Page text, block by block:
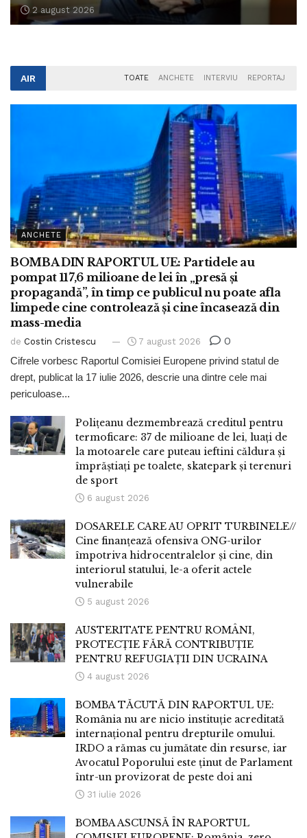
2 august 2026
AIR TOATE ANCHETE INTERVIU REPORTAJ
ANCHETE
BOMBA DIN RAPORTUL UE: Partidele au
pompat 117,6 milioane de lei în „presă și
propagandă”, în timp ce publicul nu poate afla
limpede cine controlează și cine încasează din
mass-media
de Costin Cristescu 7 august 2026 0
Cifrele vorbesc Raportul Comisiei Europene privind statul de
drept, publicat la 17 iulie 2026, descrie una dintre cele mai
periculoase...
Polițeanu dezmembrează creditul pentru
termoficare: 37 de milioane de lei, luați de
la motoarele care puteau ieftini căldura și
împrăștiați pe toalete, skatepark și terenuri
de sport
6 august 2026
DOSARELE CARE AU OPRIT TURBINELE//
Cine finanțează ofensiva ONG-urilor
împotriva hidrocentralelor și cine, din
interiorul statului, le-a oferit actele
vulnerabile
5 august 2026
AUSTERITATE PENTRU ROMÂNI,
PROTECȚIE FĂRĂ CONTRIBUȚIE
PENTRU REFUGIAȚII DIN UCRAINA
4 august 2026
BOMBA TĂCUTĂ DIN RAPORTUL UE:
România nu are nicio instituție acreditată
internațional pentru drepturile omului.
IRDO a rămas cu jumătate din resurse, iar
Avocatul Poporului este ținut de Parlament
într-un provizorat de peste doi ani
31 iulie 2026
BOMBA ASCUNSĂ ÎN RAPORTUL